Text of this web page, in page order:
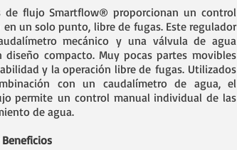
de flujo Smartflow® proporcionan un control
un solo punto, libre de fugas. Este regulador
mecánico y una válvula de agua
diseño compacto. Muy pocas partes movibles
y la operación libre de fugas. Utilizados
con un caudalímetro de agua, el
permite un control manual individual de las
de agua.